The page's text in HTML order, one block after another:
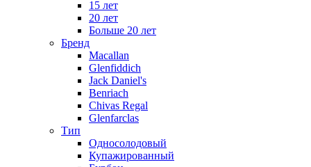
15 лет
20 лет
Больше 20 лет
Бренд
Macallan
Glenfiddich
Jack Daniel's
Benriach
Chivas Regal
Glenfarclas
Тип
Односолодовый
Купажированный